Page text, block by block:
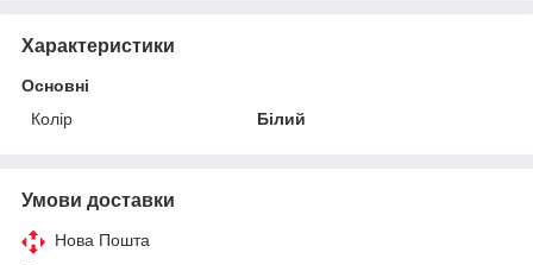
Характеристики
Основні
Колір
Білий
Умови доставки
Нова Пошта